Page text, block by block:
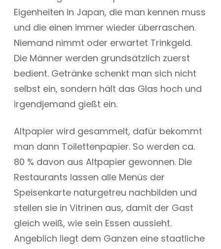
Eigenheiten in Japan, die man kennen muss
und die einen immer wieder überraschen.
Niemand nimmt oder erwartet Trinkgeld.
Die Männer werden grundsätzlich zuerst
bedient. Getränke schenkt man sich nicht
selbst ein, sondern hält das Glas hoch und
irgendjemand gießt ein.
Altpapier wird gesammelt, dafür bekommt
man dann Toilettenpapier. So werden ca.
80 % davon aus Altpapier gewonnen. Die
Restaurants lassen alle Menüs der
Speisenkarte naturgetreu nachbilden und
stellen sie in Vitrinen aus, damit der Gast
gleich weiß, wie sein Essen aussieht.
Angeblich liegt dem Ganzen eine staatliche